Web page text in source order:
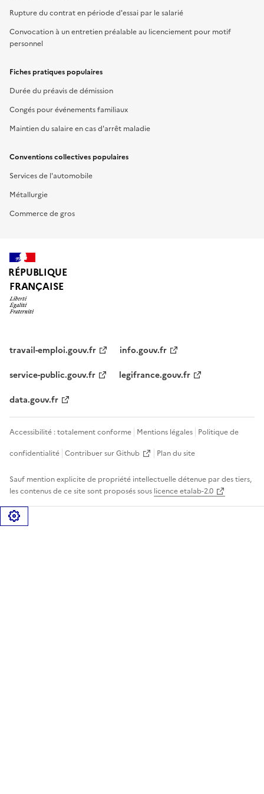
Rupture du contrat en période d'essai par le salarié
Convocation à un entretien préalable au licenciement pour motif
personnel
Fiches pratiques populaires
Durée du préavis de démission
Congés pour événements familiaux
Maintien du salaire en cas d'arrêt maladie
Conventions collectives populaires
Services de l'automobile
Métallurgie
Commerce de gros
RÉPUBLIQUE
FRANÇAISE
travail-emploi.gouv.fr
info.gouv.fr
service-public.gouv.fr
legifrance.gouv.fr
data.gouv.fr
Accessibilité : totalement conforme Mentions légales Politique de
confidentialité Contribuer sur Github Plan du site
Sauf mention explicite de propriété intellectuelle détenue par des tiers,
les contenus de ce site sont proposés sous licence etalab-2.0
Gérer les cookies